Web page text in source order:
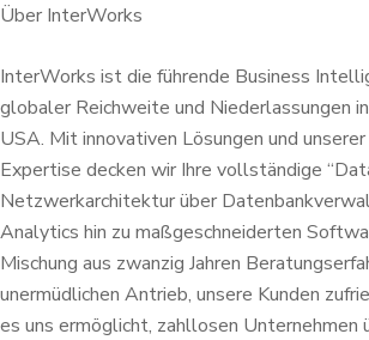
Über InterWorks
InterWorks ist die führende Business
globaler Reichweite und Niederlassungen
USA. Mit innovativen Lösungen und
Expertise decken wir Ihre vollständige
Netzwerkarchitektur über
Analytics hin zu maßgeschneiderten
Mischung aus zwanzig Jahren
unermüdlichen Antrieb, unsere Kunden
es uns ermöglicht, zahllosen Unternehmen